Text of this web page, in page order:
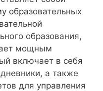
образовательных
образования,
мощным
включает в себя
а также
для управления